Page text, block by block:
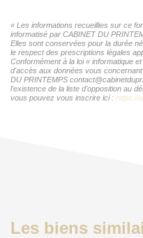
« Les informations recueillies sur ce
informatisé par CABINET DU
Elles sont conservées pour la durée
le respect des prescriptions légales
Conformément à la loi « informatique
d'accès aux données vous
DU PRINTEMPS
l'existence de la liste d'opposition au
vous pouvez vous inscrire ici : https://
Les biens